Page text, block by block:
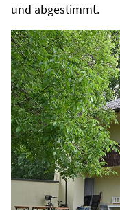
und abgestimmt.